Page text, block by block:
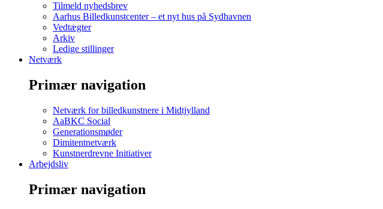
Tilmeld nyhedsbrev
Aarhus Billedkunstcenter – et nyt hus på Sydhavnen
Vedtægter
Arkiv
Ledige stillinger
Netværk
Primær navigation
Netværk for billedkunstnere i Midtjylland
AaBKC Social
Generationsmøder
Dimitentnetværk
Kunstnerdrevne Initiativer
Arbejdsliv
Primær navigation